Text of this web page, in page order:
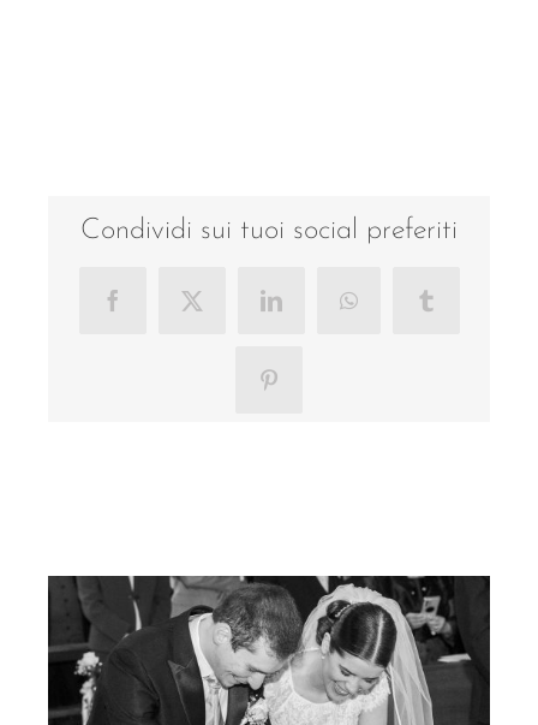
Condividi sui tuoi social preferiti
FacebookX LinkedInWhatsAppTumblr
Pinterest